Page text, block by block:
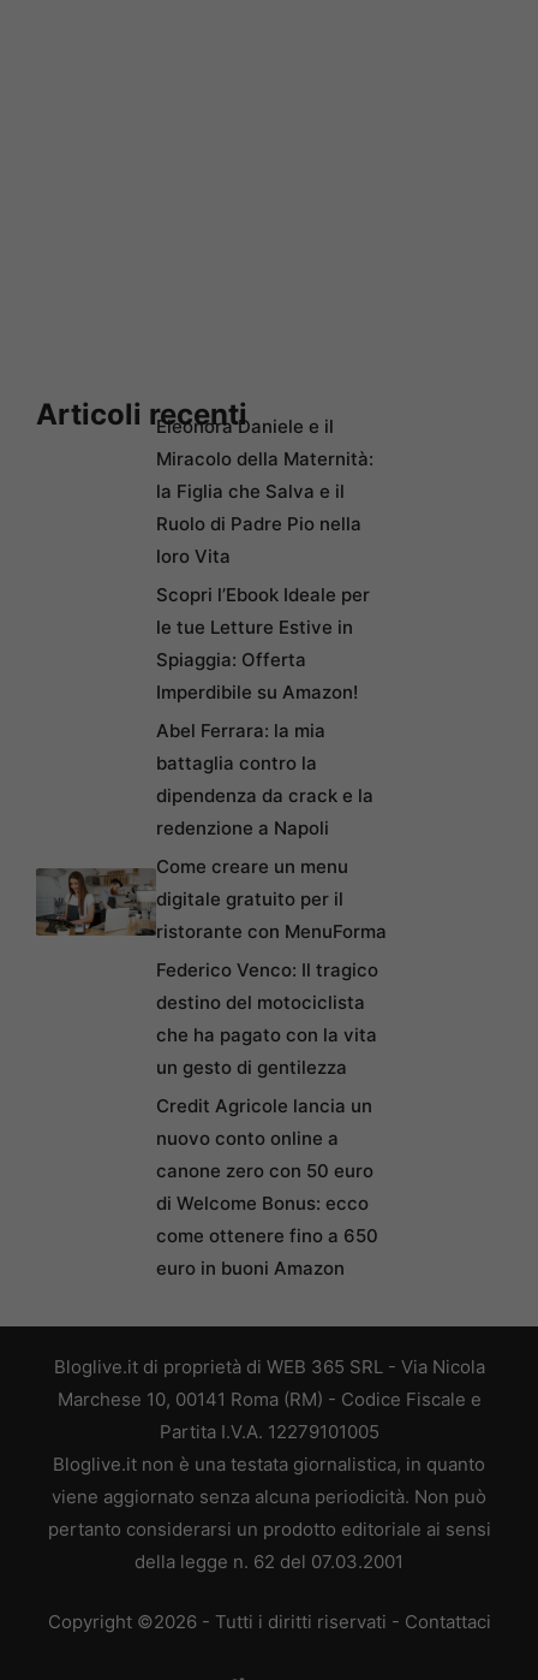
Articoli recentiEleonora Daniele e il
Miracolo della Maternità:
la Figlia che Salva e il
Ruolo di Padre Pio nella
loro Vita
Scopri l’Ebook Ideale per
le tue Letture Estive in
Spiaggia: Offerta
Imperdibile su Amazon!
Abel Ferrara: la mia
battaglia contro la
dipendenza da crack e la
redenzione a Napoli
Come creare un menu
digitale gratuito per il
ristorante con MenuForma
Federico Venco: Il tragico
destino del motociclista
che ha pagato con la vita
un gesto di gentilezza
Credit Agricole lancia un
nuovo conto online a
canone zero con 50 euro
di Welcome Bonus: ecco
come ottenere fino a 650
euro in buoni Amazon
Bloglive.it di proprietà di WEB 365 SRL - Via Nicola
Marchese 10, 00141 Roma (RM) - Codice Fiscale e
Partita I.V.A. 12279101005
Bloglive.it non è una testata giornalistica, in quanto
viene aggiornato senza alcuna periodicità. Non può
pertanto considerarsi un prodotto editoriale ai sensi
della legge n. 62 del 07.03.2001
Copyright ©2026 - Tutti i diritti riservati - Contattaci